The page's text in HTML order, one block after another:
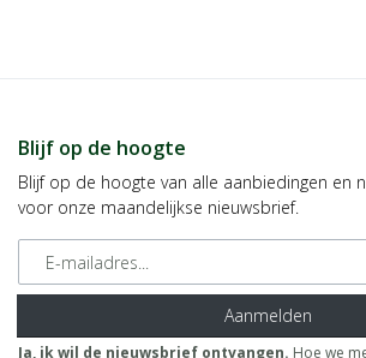
Blijf op de hoogte
Blijf op de hoogte van alle aanbiedingen en
voor onze maandelijkse nieuwsbrief.
E-mailadres
Aanmelden
Ja, ik wil de nieuwsbrief ontvangen. Hoe we